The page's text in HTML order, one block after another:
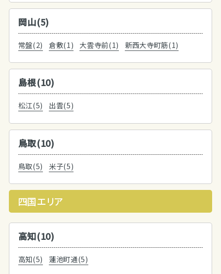
岡山(5)
常盤(2) 倉敷(1) 大雲寺前(1) 新西大寺町筋(1)
島根(10)
松江(5) 出雲(5)
鳥取(10)
鳥取(5) 米子(5)
四国エリア
高知(10)
高知(5) 蓮池町通(5)